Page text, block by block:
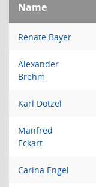
Name
Renate Bayer
Alexander
Brehm
Karl Dotzel
Manfred
Eckart
Carina Engel